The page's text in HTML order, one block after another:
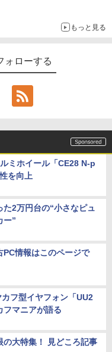
もっと見る
ォローする
ミホイール「CE28 N-p
を向上
た2万円台の“小さなピュ
ー”
情報はこのページで
フ型イヤフォン「UU2
フマニアが語る
の大特集！ 見どころ記事